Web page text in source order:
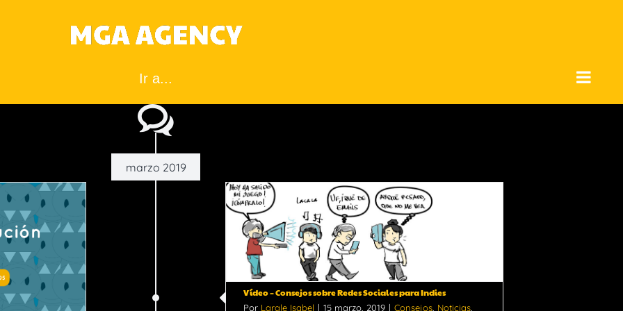
Ir a...
marzo 2019
– Consejos sobre
Sociales para
Indies
Consejos Noticias
Vídeo – Consejos sobre Redes Sociales para Indies
Por Larale Isabel | 15 marzo, 2019 | Consejos Noticias